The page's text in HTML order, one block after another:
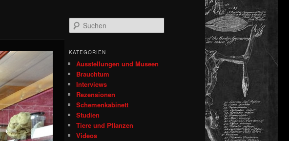
u
h
KATEGORIEN
Ausstellungen und Museen
Brauchtum
Interviews
Rezensionen
Schemenkabinett
Studien
Tiere und Pflanzen
Videos